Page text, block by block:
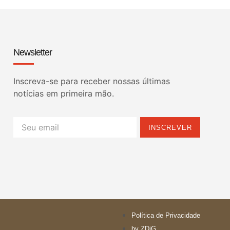
Newsletter
Inscreva-se para receber nossas últimas
notícias em primeira mão.
INSCREVER
Política de Privacidade